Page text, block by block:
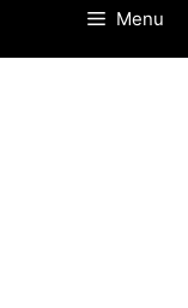
Menu